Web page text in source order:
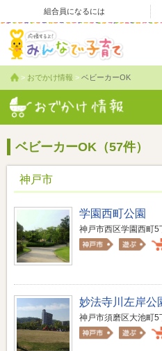
組合員になるには
> おでかけ情報 > ベビーカーOK
ベビーカーOK（57件）
神戸市
学園西町公園
神戸市西区学園西町
妙法寺川左岸公
神戸市須磨区大池町5